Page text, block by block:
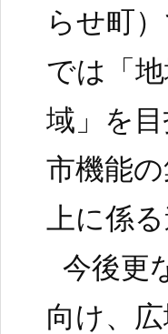
らせ町
では「
域」を
市機能
上に係
今後更
向け、